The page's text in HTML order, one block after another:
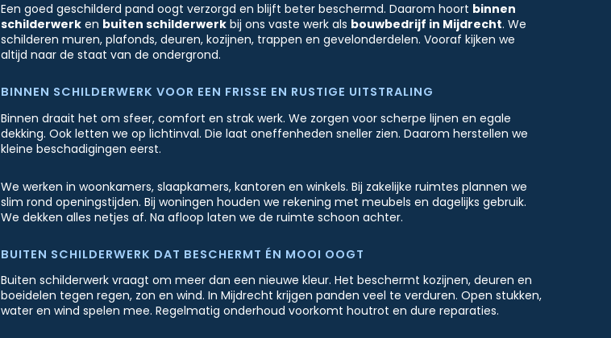
Een goed geschilderd pand oogt verzorgd en blijft beter beschermd. Daarom hoort binnen
schilderwerk en buiten schilderwerk bij ons vaste werk als bouwbedrijf in Mijdrecht. We
schilderen muren, plafonds, deuren, kozijnen, trappen en gevelonderdelen. Vooraf kijken we
altijd naar de staat van de ondergrond.
BINNEN SCHILDERWERK VOOR EEN FRISSE EN RUSTIGE UITSTRALING
Binnen draait het om sfeer, comfort en strak werk. We zorgen voor scherpe lijnen en egale
dekking. Ook letten we op lichtinval. Die laat oneffenheden sneller zien. Daarom herstellen we
kleine beschadigingen eerst.
We werken in woonkamers, slaapkamers, kantoren en winkels. Bij zakelijke ruimtes plannen we
slim rond openingstijden. Bij woningen houden we rekening met meubels en dagelijks gebruik.
We dekken alles netjes af. Na afloop laten we de ruimte schoon achter.
BUITEN SCHILDERWERK DAT BESCHERMT ÉN MOOI OOGT
Buiten schilderwerk vraagt om meer dan een nieuwe kleur. Het beschermt kozijnen, deuren en
boeidelen tegen regen, zon en wind. In Mijdrecht krijgen panden veel te verduren. Open stukken,
water en wind spelen mee. Regelmatig onderhoud voorkomt houtrot en dure reparaties.